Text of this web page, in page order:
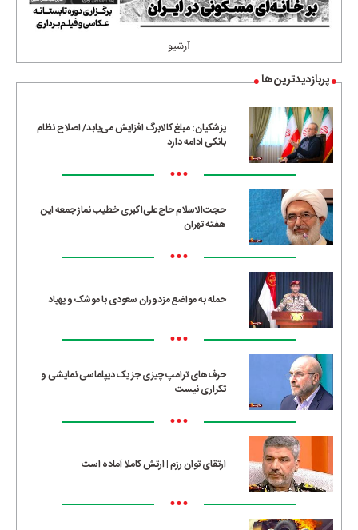
آرشیو
پربازدیدترین ها
پزشکیان: مبلغ کالابرگ افزایش می‌یابد/ اصلاح نظام
بانکی ادامه دارد
•••
حجت‌الاسلام حاج‌علی‌اکبری خطیب نماز جمعه این
هفته تهران
•••
حمله به مواضع مزدوران سعودی با موشک و پهپاد
•••
حرف‌های ترامپ چیزی جز یک دیپلماسی نمایشی و
تکراری نیست
•••
ارتقای توان رزم | ارتش کاملا آماده است
•••